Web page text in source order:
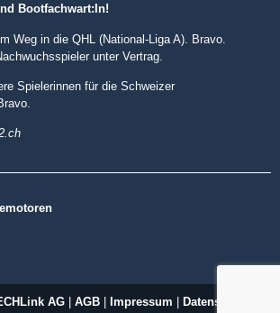
Bootfachwart:In!
Weg in die QHL (National-Liga A). Bravo.
unter Vertrag.
Spielerinnen für die Schweizer
AG | AGB | Impressum | Datenschutz